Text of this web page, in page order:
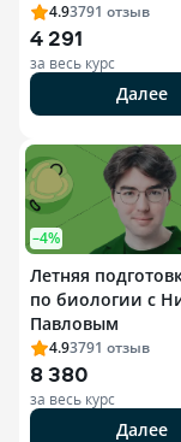
4.93791 отзыв
4 291
за весь курс
Далее
–4%
Летняя
по биологии с
Павловым
4.93791 отзыв
8 380
за весь курс
Далее